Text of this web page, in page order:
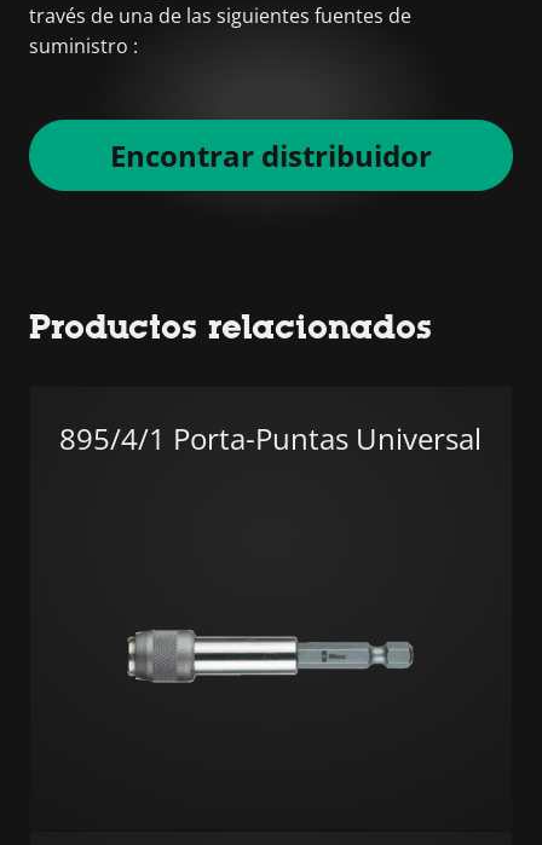
través de una de las siguientes fuentes de
suministro :
Encontrar distribuidor
Productos relacionados
895/4/1 Porta-Puntas Universal